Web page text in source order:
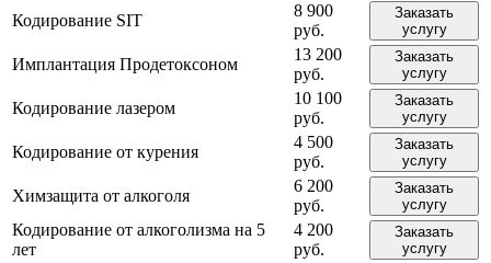
Кодирование SIT
8 900
руб.
Заказать
услугу
Имплантация Продетоксоном
13 200
руб.
Заказать
услугу
Кодирование лазером
10 100
руб.
Заказать
услугу
Кодирование от курения
4 500
руб.
Заказать
услугу
Химзащита от алкоголя
6 200
руб.
Заказать
услугу
Кодирование от алкоголизма на 5
лет
4 200
руб.
Заказать
услугу